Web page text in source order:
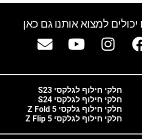
למצוא אותנו גם כאן
חלקי חילוף לגלקסי S23
חלקי חילוף לגלקסי S24
חלקי חילוף גלקסי Z Fold 5
חלקי חילוף לגלקסי Z Flip 5